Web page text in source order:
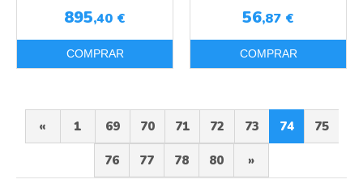
895,40 €
COMPRAR
56,87 €
COMPRAR
« 1 69 70 71 72 73 74 75
76 77 78 80 »